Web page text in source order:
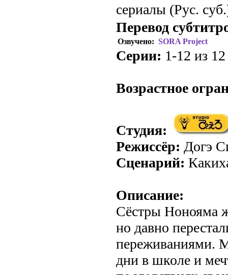
сериалы (Рус.
Перевод
Озвучено: SORA Project
Серии: 1-12 из
Возрастное
Студия:
Режиссёр: Догэ
Сценарий:
Описание:
Сёстры Нонояма
но давно
переживаниями.
дни в школе и